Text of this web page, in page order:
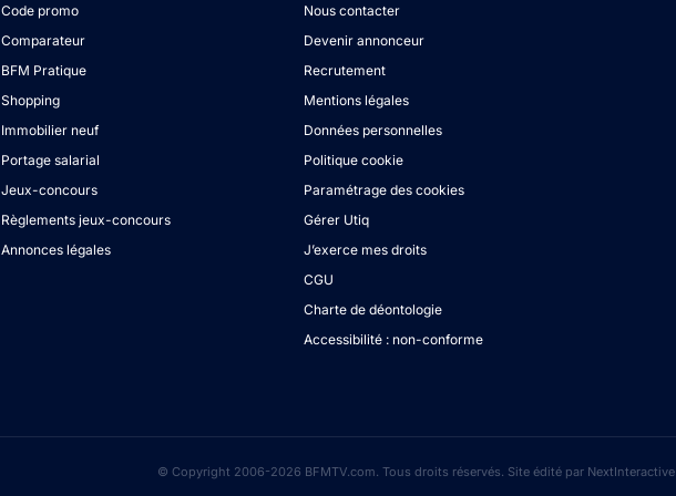
Code promo
Comparateur
BFM Pratique
Shopping
Immobilier neuf
Portage salarial
Jeux-concours
Règlements jeux-concours
Annonces légales
Nous contacter
Devenir annonceur
Recrutement
Mentions légales
Données personnelles
Politique cookie
Paramétrage des cookies
Gérer Utiq
J’exerce mes droits
CGU
Charte de déontologie
Accessibilité : non-conforme
© Copyright 2006-2026 BFMTV.com. Tous droits réservés. Site édité par NextInteractive